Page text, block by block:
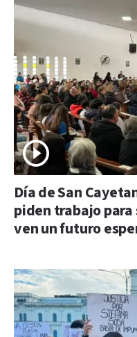
Día de San
piden trabajo
ven un futuro